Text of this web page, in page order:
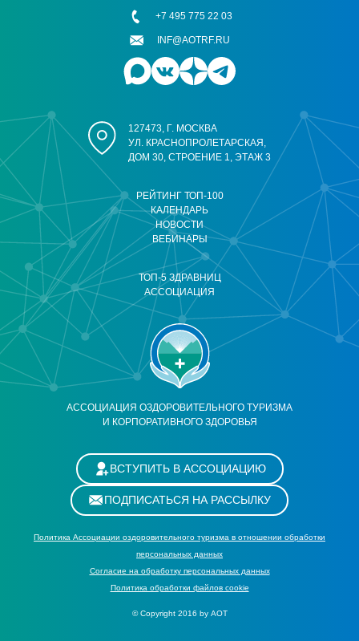
АССОЦИАЦИЯ ОЗДОРОВИТЕЛЬНОГО ТУРИЗМА
И КОРПОРАТИВНОГО ЗДОРОВЬЯ
РЕЙТИНГ ТОП-100
КАЛЕНДАРЬ
НОВОСТИ
ВЕБИНАРЫ
ТОП-5 ЗДРАВНИЦ
АССОЦИАЦИЯ
127473, Г. МОСКВА
УЛ. КРАСНОПРОЛЕТАРСКАЯ,
ДОМ 30, СТРОЕНИЕ 1, ЭТАЖ 3
+7 495 775 22 03
INF@AOTRF.RU
ВСТУПИТЬ В АССОЦИАЦИЮ
ПОДПИСАТЬСЯ НА РАССЫЛКУ
Политика Ассоциации оздоровительного туризма в отношении обработки
персональных данных
Cогласие на обработку персональных данных
Политика обработки файлов cookie
© Copyright 2016 by АОТ